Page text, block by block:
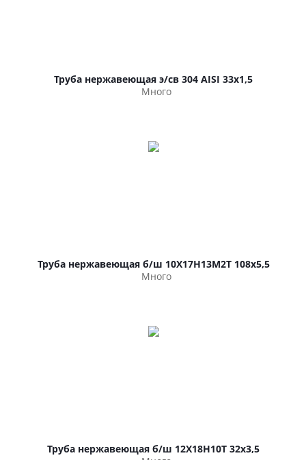
Труба нержавеющая э/св 304 AISI 33х1,5
Много
Труба нержавеющая б/ш 10Х17Н13М2Т 108х5,5
Много
Труба нержавеющая б/ш 12Х18Н10Т 32х3,5